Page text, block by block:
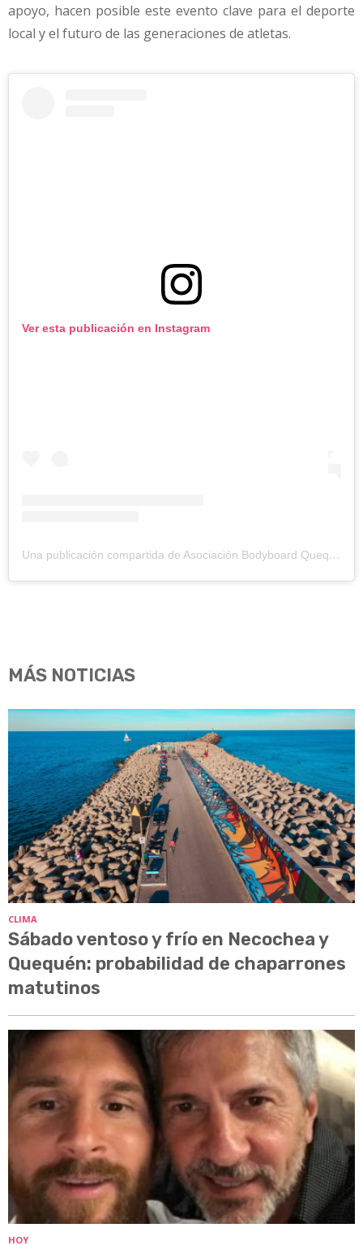
apoyo, hacen posible este evento clave para el deporte
local y el futuro de las generaciones de atletas.
Ver esta publicación en Instagram
Una publicación compartida de Asociación Bodyboard Quequen (@asocbodyboardqqn)
MÁS NOTICIAS
CLIMA
Sábado ventoso y frío en Necochea y
Quequén: probabilidad de chaparrones
matutinos
HOY